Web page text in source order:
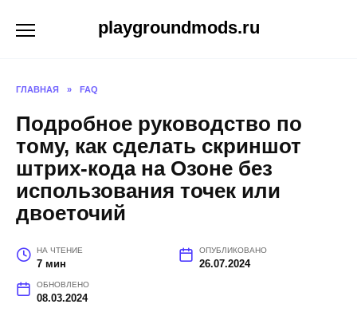
playgroundmods.ru
ГЛАВНАЯ » FAQ
Подробное руководство по
тому, как сделать скриншот
штрих-кода на Озоне без
использования точек или
двоеточий
НА ЧТЕНИЕ
7 мин
ОПУБЛИКОВАНО
26.07.2024
ОБНОВЛЕНО
08.03.2024